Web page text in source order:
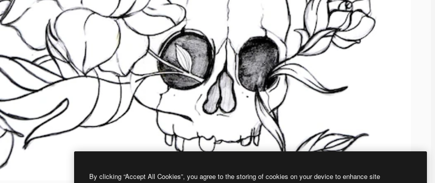
By clicking “Accept All Cookies”, you agree to the storing of cookies on your device to enhance site